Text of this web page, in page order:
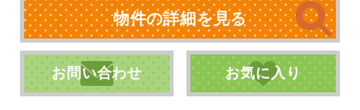
物件の詳細を見る
お問い合わせ お気に入り